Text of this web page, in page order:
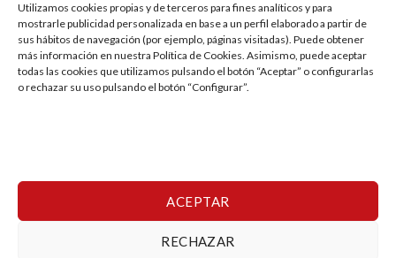
Utilizamos cookies propias y de terceros para fines analíticos y para
mostrarle publicidad personalizada en base a un perfil elaborado a partir de
sus hábitos de navegación (por ejemplo, páginas visitadas). Puede obtener
más información en nuestra Política de Cookies. Asimismo, puede aceptar
todas las cookies que utilizamos pulsando el botón “Aceptar” o configurarlas
o rechazar su uso pulsando el botón “Configurar”.
ACEPTAR
RECHAZAR
Aviso Legal
Política de privacidad
Condiciones generales de Viaje